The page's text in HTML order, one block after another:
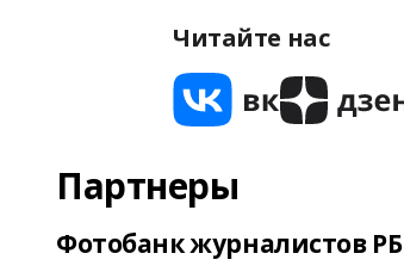
Читайте нас
Партнеры
Фотобанк журналистов РБ